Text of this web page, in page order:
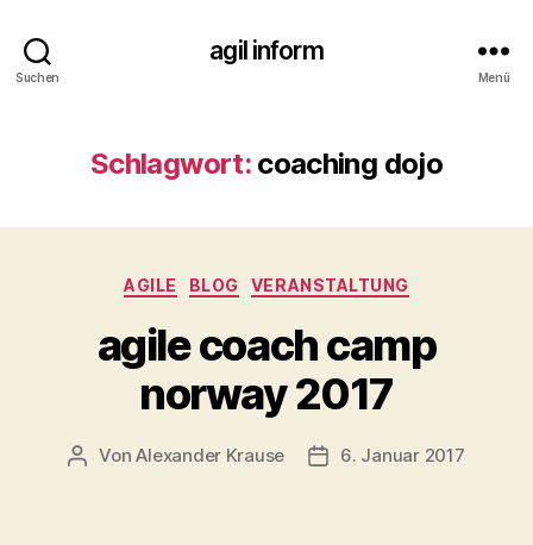
Suchen
agil inform
Menü
Schlagwort: coaching dojo
Kategorien
AGILE BLOG VERANSTALTUNG
agile coach camp
norway 2017
Beitragsautor
VonAlexander Krause Veröffentlichungsdatum
6. Januar 2017